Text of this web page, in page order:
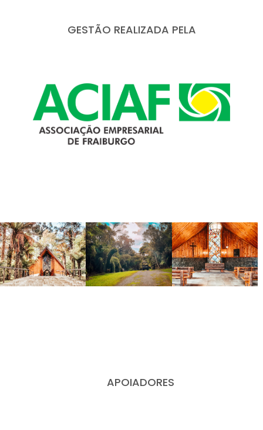
GESTÃO REALIZADA PELA
APOIADORES